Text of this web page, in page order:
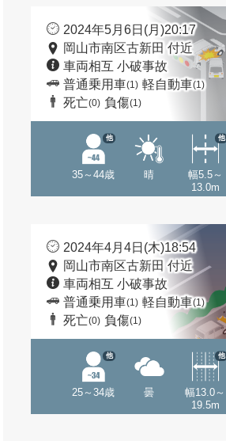
2024年5月6日(月)20:17
岡山市南区古新田 付近
車両相互 小破事故
普通乗用車(1) 軽自動車(1)
死亡(0) 負傷(1)
35～44歳
他
晴
幅5.5～
13.0m
他
2024年4月4日(木)18:54
岡山市南区古新田 付近
車両相互 小破事故
普通乗用車(1) 軽自動車(1)
死亡(0) 負傷(1)
25～34歳
他
曇
幅13.0～
19.5m
他